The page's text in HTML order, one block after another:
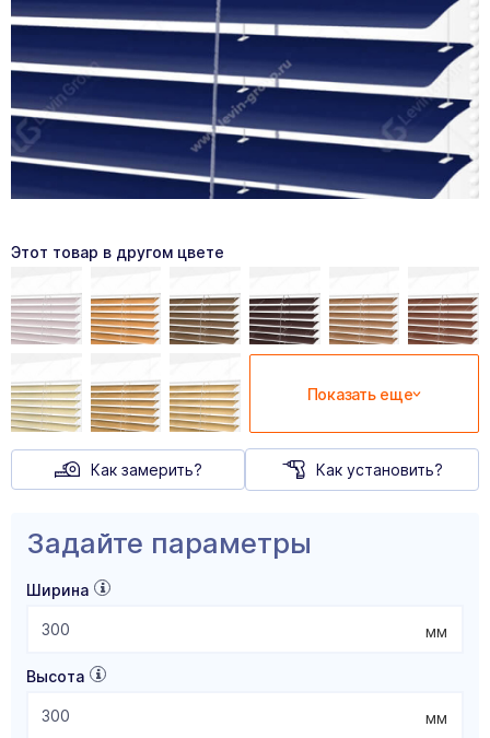
Этот товар в другом цвете
Показать еще
Как замерить? Как установить?
Задайте параметры
Ширина
мм
Высота
мм